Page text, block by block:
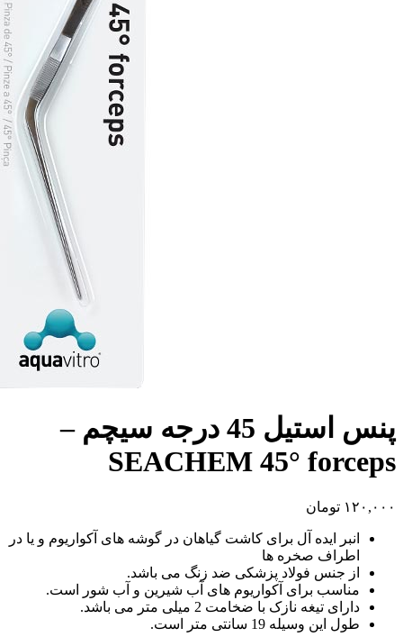
پنس استیل 45 درجه سیچم –
SEACHEM 45° forceps
۱۲۰,۰۰۰ تومان
انبر ایده آل برای کاشت گیاهان در گوشه های آکواریوم و یا در
اطراف صخره ها
از جنس فولاد پزشکی ضد زنگ می باشد.
مناسب برای آکواریوم های آب شیرین و آب شور است.
دارای تیغه نازک با ضخامت 2 میلی متر می باشد.
طول این وسیله 19 سانتی متر است.